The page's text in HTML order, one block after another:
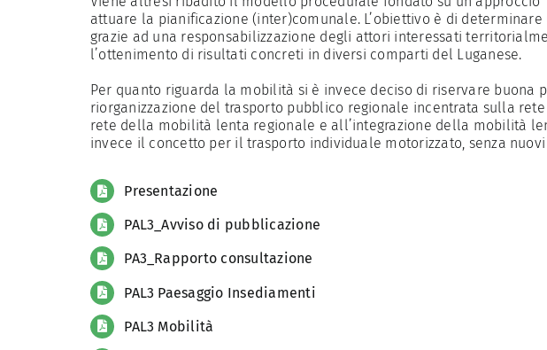
attuare la pianificazione (inter)comunale. L’obiettivo è di
grazie ad una responsabilizzazione degli attori interessati
l’ottenimento di risultati concreti in diversi comparti del Luganese.
Per quanto riguarda la mobilità si è invece deciso di riservare buona
riorganizzazione del trasporto pubblico regionale incentrata sulla
rete della mobilità lenta regionale e all’integrazione della mobilità
invece il concetto per il trasporto individuale motorizzato, senza
Presentazione
PAL3_Avviso di pubblicazione
PA3_Rapporto consultazione
PAL3 Paesaggio Insediamenti
PAL3 Mobilità